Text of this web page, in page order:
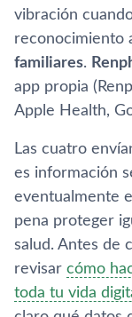
vibración
reconocimiento
familiares.
app propia
Apple Health,
Las cuatro
es información
eventualmente
pena proteger
salud. Antes de
revisar cómo
toda tu vida